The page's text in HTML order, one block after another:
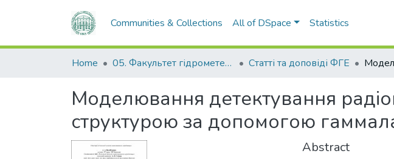
Communities & Collections All of DSpace Statistics
Home 05. Факультет гідрометеорології і екології Статті та доповіді ФГЕ
Моделювання детектування
структурою за допомогою
Abstract